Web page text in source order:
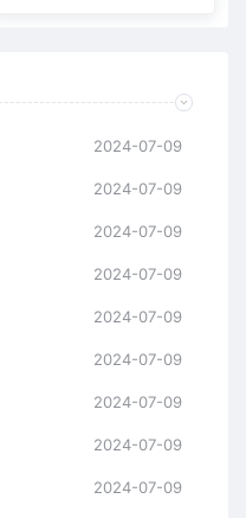
2024-07-09
2024-07-09
2024-07-09
2024-07-09
2024-07-09
2024-07-09
2024-07-09
2024-07-09
2024-07-09